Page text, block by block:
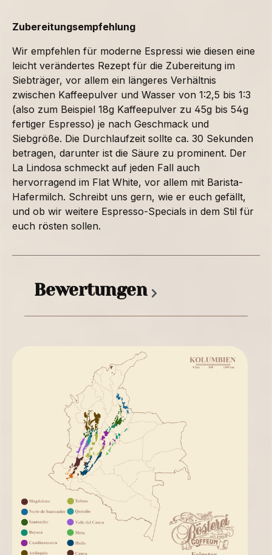
Zubereitungsempfehlung
Wir empfehlen für moderne Espressi wie diesen eine
leicht verändertes Rezept für die Zubereitung im
Siebträger, vor allem ein längeres Verhältnis
zwischen Kaffeepulver und Wasser von 1:2,5 bis 1:3
(also zum Beispiel 18g Kaffeepulver zu 45g bis 54g
fertiger Espresso) je nach Geschmack und
Siebgröße. Die Durchlaufzeit sollte ca. 30 Sekunden
betragen, darunter ist die Säure zu prominent. Der
La Lindosa schmeckt auf jeden Fall auch
hervorragend im Flat White, vor allem mit Barista-
Hafermilch. Schreibt uns gern, wie er euch gefällt,
und ob wir weitere Espresso-Specials in dem Stil für
euch rösten sollen.
Bewertungen